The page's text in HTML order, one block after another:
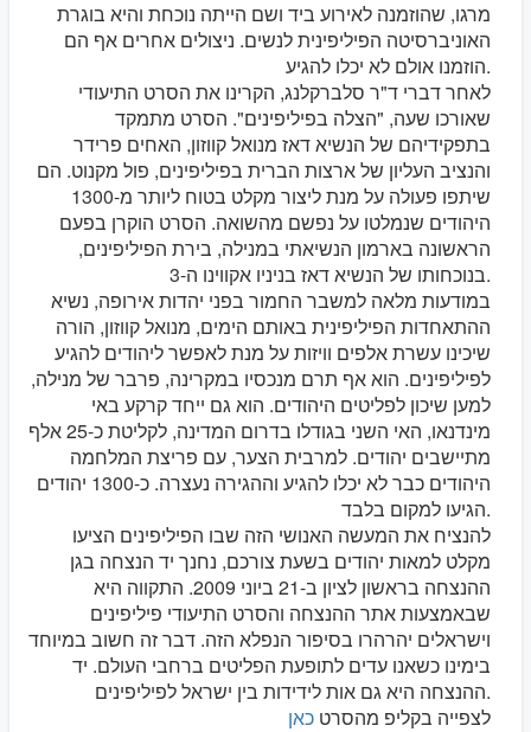
מרגו, שהוזמנה לאירוע ביד ושם הייתה נוכחת והיא בוגרת
האוניברסיטה הפיליפינית לנשים. ניצולים אחרים אף הם
הוזמנו אולם לא יכלו להגיע.
לאחר דברי ד"ר סלברקלנג, הקרינו את הסרט התיעודי
שאורכו שעה, "הצלה בפיליפינים". הסרט מתמקד
בתפקידיהם של הנשיא דאז מנואל קווזון, האחים פרידר
והנציב העליון של ארצות הברית בפיליפינים, פול מקנוט. הם
שיתפו פעולה על מנת ליצור מקלט בטוח ליותר מ-1300
היהודים שנמלטו על נפשם מהשואה. הסרט הוקרן בפעם
הראשונה בארמון הנשיאתי במנילה, בירת הפיליפינים,
בנוכחותו של הנשיא דאז בניניו אקווינו ה-3.
במודעות מלאה למשבר החמור בפני יהדות אירופה, נשיא
ההתאחדות הפיליפינית באותם הימים, מנואל קווזון, הורה
שיכינו עשרת אלפים וויזות על מנת לאפשר ליהודים להגיע
לפיליפינים. הוא אף תרם מנכסיו במקרינה, פרבר של מנילה,
למען שיכון לפליטים היהודים. הוא גם ייחד קרקע באי
מינדנאו, האי השני בגודלו בדרום המדינה, לקליטת כ-25 אלף
מתיישבים יהודים. למרבית הצער, עם פריצת המלחמה
היהודים כבר לא יכלו להגיע וההגירה נעצרה. כ-1300 יהודים
הגיעו למקום בלבד.
להנציח את המעשה האנושי הזה שבו הפיליפינים הציעו
מקלט למאות יהודים בשעת צורכם, נחנך יד הנצחה בגן
ההנצחה בראשון לציון ב-21 ביוני 2009. התקווה היא
שבאמצעות אתר ההנצחה והסרט התיעודי פיליפינים
וישראלים יהרהרו בסיפור הנפלא הזה. דבר זה חשוב במיוחד
בימינו כשאנו עדים לתופעת הפליטים ברחבי העולם. יד
ההנצחה היא גם אות לידידות בין ישראל לפיליפינים.
לצפייה בקליפ מהסרט כאן